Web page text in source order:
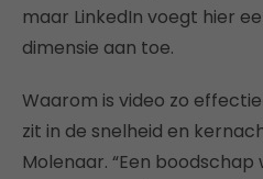
maar LinkedIn voegt hier
dimensie aan toe.
Waarom is video zo
zit in de snelheid en
Molenaar. “Een